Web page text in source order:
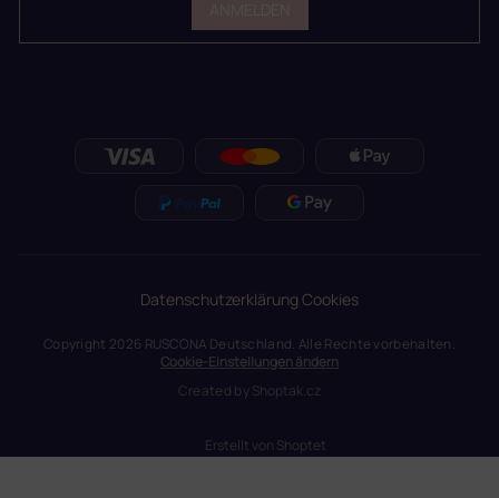
DatenschutzerklärungCookies
Erstellt von Shoptet
Copyright 2026 RUSCONA Deutschland. Alle Rechte vorbehalten.
Cookie-Einstellungen ändern
Created byShoptak.cz